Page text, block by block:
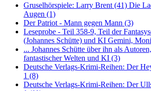
Gruselhörspiele: Larry Brent (41) Die
Augen (1)
Der Patriot - Mann gegen Mann (3)
Leseprobe - Teil 358-9, Teil der
(Johannes Schütte) und KI Gemini,
... Johannes Schütte über ihn als
fantastischer Welten und KI (3)
Deutsche Verlags-Krimi-Reihen: Der
1 (8)
Deutsche Verlags-Krimi-Reihen: Der